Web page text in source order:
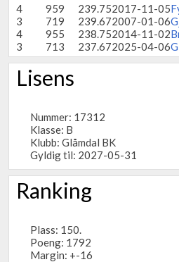
4
959 239.752017-11-05
3
719 239.672007-01-06
4
955 238.752014-11-02
3
713 237.672025-04-06
Lisens
Nummer: 17312
Klasse: B
Klubb: Glåmdal BK
Gyldig til: 2027-05-31
Ranking
Plass: 150.
Poeng: 1792
Margin: +-16